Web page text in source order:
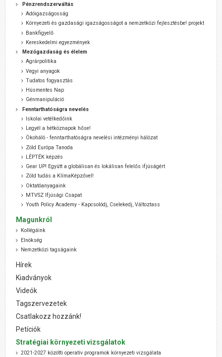
Pénzrendszerváltás
Adóigazságosság
Környezeti és gazdasági igazságosságot a nemzetközi fejlesztésbe! projekt
Bankfigyelő
Kereskedelmi egyezmények
Mezőgazdaság és élelem
Agrárpolitika
Vegyi anyagok
Tudatos fogyasztás
Húsmentes Nap
Génmanipuláció
Fenntarthatóságra nevelés
Iskolai vetélkedőink
Legyél a hétköznapok hőse!
Ökoháló - fenntarthatóságra nevelési intézményi hálózat
Zöld Európa Tanoda
LÉPTÉK képzés
Gear UP! Együtt a globálisan és lokálisan felelős ifjúságért
Zöld tudás a KlímaKépzővel!
Oktatóanyagaink
MTVSZ Ifjúsági Csapat
Youth Policy Academy - Kapcsolódj, Cselekedj, Változtass
Magunkról
Kollégáink
Elnökség
Nemzetközi tagságaink
Hírek
Kiadványok
Videók
Tagszervezetek
Csatlakozz hozzánk!
Petíciók
Stratégiai környezeti vizsgálatok
2021-2027 közötti operatív programok környezeti vizsgálata